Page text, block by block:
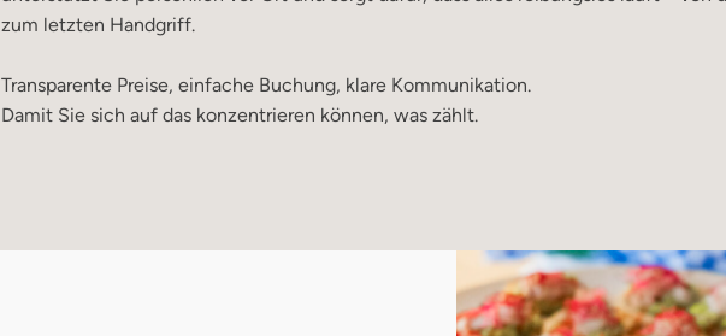
Block
Schule 80
zum letzten Handgriff.
Transparente Preise, einfache Buchung, klare Kommunikation.
Damit Sie sich auf das konzentrieren können, was zählt.